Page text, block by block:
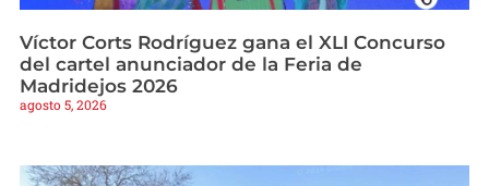
Víctor Corts Rodríguez gana el XLI Concurso
del cartel anunciador de la Feria de
Madridejos 2026
agosto 5, 2026